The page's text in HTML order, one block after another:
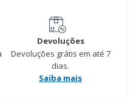
Devoluções
Devoluções grátis em até 7
dias.
Saiba mais